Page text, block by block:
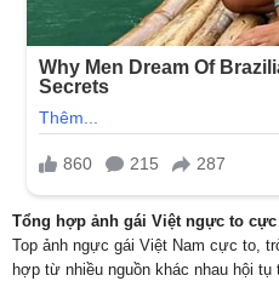
Tổng hợp ảnh gái Việt ngực to
Top ảnh ngực gái Việt Nam cực to,
hợp từ nhiều nguồn khác nhau hội tụ